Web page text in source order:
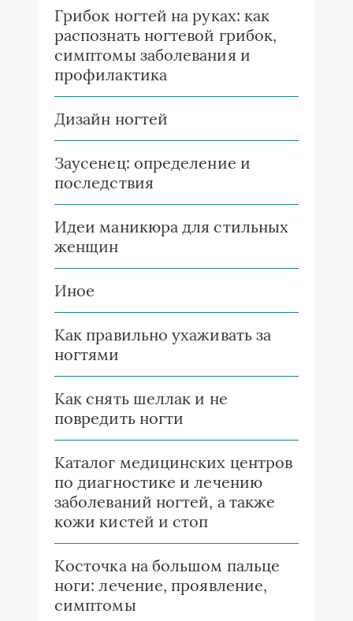
Грибок ногтей на руках: как
распознать ногтевой грибок,
симптомы заболевания и
профилактика
Дизайн ногтей
Заусенец: определение и
последствия
Идеи маникюра для стильных
женщин
Иное
Как правильно ухаживать за
ногтями
Как снять шеллак и не
повредить ногти
Каталог медицинских центров
по диагностике и лечению
заболеваний ногтей, а также
кожи кистей и стоп
Косточка на большом пальце
ноги: лечение, проявление,
симптомы